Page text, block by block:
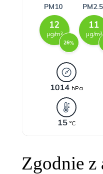
Zgodnie z